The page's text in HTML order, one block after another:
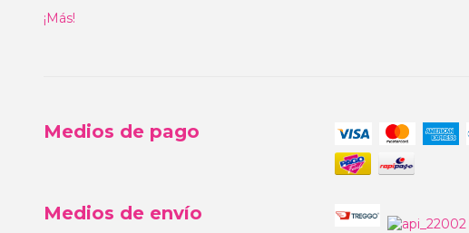
¡Más!
Medios de pago
Medios de envío